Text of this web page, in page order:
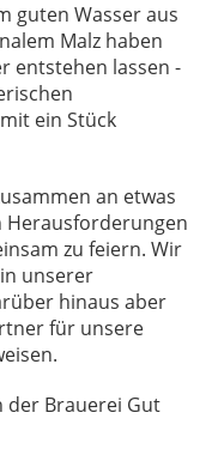
guten Wasser aus
Malz haben
entstehen lassen -
ein Stück
an etwas
Herausforderungen
zu feiern. Wir
unserer
hinaus aber
für unsere
der Brauerei Gut